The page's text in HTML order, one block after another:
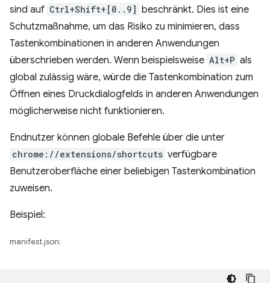
sind auf Ctrl+Shift+[0..9] beschränkt. Dies ist eine
Schutzmaßnahme, um das Risiko zu minimieren, dass
Tastenkombinationen in anderen Anwendungen
überschrieben werden. Wenn beispielsweise Alt+P als
global zulässig wäre, würde die Tastenkombination zum
Öffnen eines Druckdialogfelds in anderen Anwendungen
möglicherweise nicht funktionieren.
Endnutzer können globale Befehle über die unter
chrome://extensions/shortcuts verfügbare
Benutzeroberfläche einer beliebigen Tastenkombination
zuweisen.
Beispiel:
manifest.json: